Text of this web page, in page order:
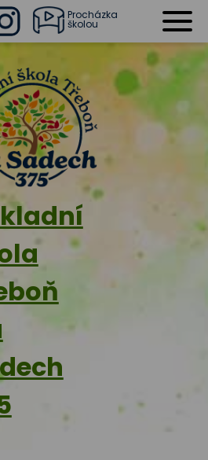
Procházka
školou